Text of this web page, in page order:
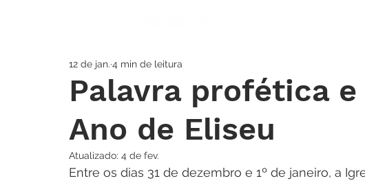
Palavra profética
Ano de Eliseu
12 de jan. 4 min de leitura
Atualizado: 4 de fev.
Entre os dias 31 de dezembro e 1º de janeiro, a